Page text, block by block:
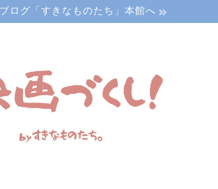
ログ「すきなものたち」本館へ